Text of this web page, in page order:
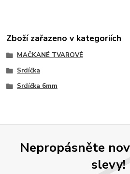
Zboží zařazeno v kategoriích
MAČKANÉ TVAROVÉ
Srdíčka
Srdíčka 6mm
Nepropásněte
slevy!